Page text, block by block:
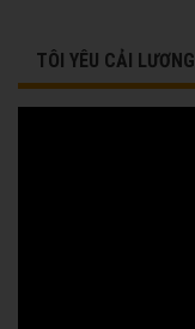
TÔI YÊU CẢI LƯƠNG